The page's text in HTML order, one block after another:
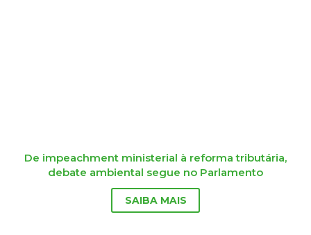
De impeachment ministerial à reforma tributária,
debate ambiental segue no Parlamento
SAIBA MAIS